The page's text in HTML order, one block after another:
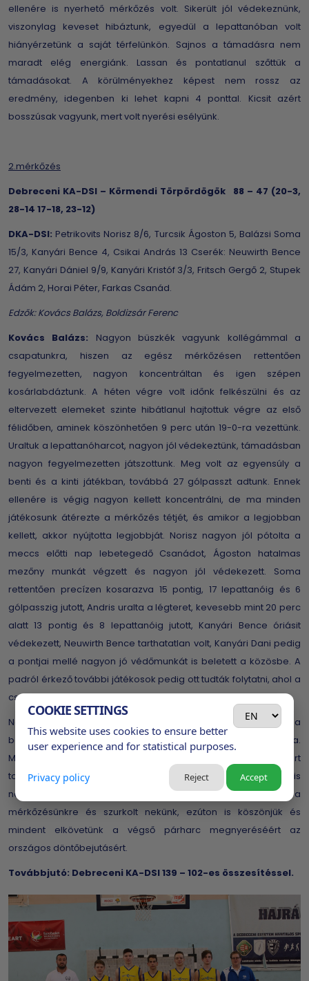
ellenére is nyerhető mérkőzés volt. Sikerült jól védekeznünk,
viszonylag keveset hibáztunk, egyedül a lepattanóban volt
hiányérzetünk a saját térfelünkön. Sajnos a támadásra nem
maradt elég energiánk. Lassan és pontatlanul szőttük a
támadásokat. A körülményekhez képest nem rossz az
eredmény, idegenben ki lehet kapni 4 ponttal. Kicsit azért
bosszúsak vagyunk, mert volt nyerési esélyünk.
2.mérkőzés
Debreceni KA-DSI – Körmendi Törpördögök 88 – 47 (20-3,
28-14 17-18, 23-12)
DKA-DSI: Petrikovits Norisz 8/6, Turcsik Ágoston 5, Balázsi Soma
15/3, Kanyári Bence 4, Csikai András 13 Cserék: Neuwirth Bence
27, Kanyári Dániel 9/9, Kanyári Kristóf 3/3, Fritsch Gergő 2, Stupek
Ádám 2, Horai Péter, Farkas Csanád.
Edzők: Kovács Balázs, Boldizsár Ferenc
Kovács Balázs: Nagyon büszkék vagyunk kollégámmal a
csapatunkra, hiszen az egész mérkőzésen rettentően
fegyelmezetten, nagyon koncentráltan és igen szépen
kosárlabdáztunk. A héten végre volt időnk felkészülni és az
eltervezett elemeket szinte hibátlanul hajtottuk végre az első
félidőben, aminek köszönhetően 9 perc után 19-0-ra vezettünk.
Uraltuk a lepattanóharcot, nagyon jól védekeztünk, támadásban
nagyon fegyelmezetten játszottunk. Meg volt az egyensúly a
benti és a kinti játékban, továbbá 27 gólpasszt adtunk. Ennek
ellenére is végig nagyon kellett koncentrálni, de ma minden
játékosunk átérezte a mérkőzés tétjét, és amikor a legjobban
kellett, akkor nyújtotta legjobbját. Norisz nagyon jól pótolta a
meccs előtti nap lebetegedő Csanádot, Ágoston hatalmas
mezőny munkát végzett és nagyon jól védekezett. Soma
rettentően precízen kosarazva 15 pontig, 17 lepattanóig és 6
gólpasszig jutott, Andris uralta a légteret, kevesebb mint 20 perc
alatt 13 pontig és 8 lepattanóig jutott, Kanyári Bence óriásit
védekezett, Neuwirth Bence tarthatatlan volt, Kanyári Dani pedig
a pontjai mellé nagyon jó védőmunkát is beletett a közösbe. A
padról érkező további játékosok pedig ott tudták folytatni, ahol a
csapattársaik abbahagyták.
Nagyon sokat dolgoztunk azért, hogy idáig eljussunk és ma a
befektetett munka visszaköszönt, de még nem dőlhetünk hátra.
Már „csak” egy lépésre vagyunk a célunk elérésétől, amiért
tovább dolgozunk. Nekünk edzőknek és a játékosainknak is
nagyon jól esett, hogy ennyi edző és játékos kijött a
mérkőzésünkre és szurkolt nekünk, ezúton is köszönjük és
mindent elkövetünk a végső párharc megnyeréséért az
országos döntőbejutásért.
Továbbjutó: Debreceni KA-DSI 139 – 102-es összesítéssel.
COOKIE SETTINGS
This website uses cookies to ensure better
user experience and for statistical purposes.
Privacy policy Reject Accept